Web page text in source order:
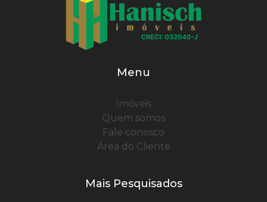
Menu
Imóveis
Quem somos
Fale conosco
Área do Cliente
Mais Pesquisados